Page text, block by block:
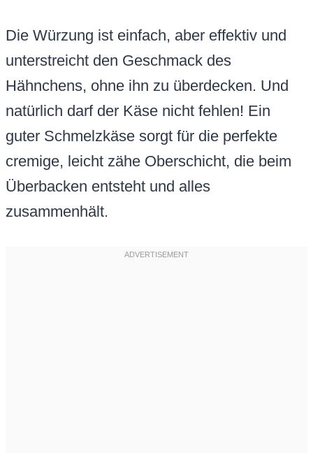
Die Würzung ist einfach, aber effektiv und
unterstreicht den Geschmack des
Hähnchens, ohne ihn zu überdecken. Und
natürlich darf der Käse nicht fehlen! Ein
guter Schmelzkäse sorgt für die perfekte
cremige, leicht zähe Oberschicht, die beim
Überbacken entsteht und alles
zusammenhält.